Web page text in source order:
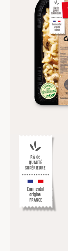
Emmental
origine
FRANCE
Riz de
QUALITÉ
SUPÉRIEURE